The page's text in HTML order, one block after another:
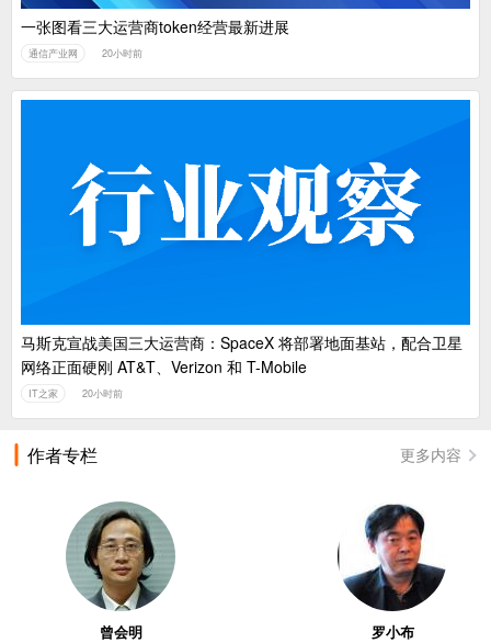
一张图看三大运营商token经营最新进展
通信产业网 20小时前
马斯克宣战美国三大运营商：SpaceX 将部署地面基站，配合卫星
网络正面硬刚 AT&T、Verizon 和 T-Mobile
IT之家 20小时前
作者专栏 更多内容
曾会明
罗小布